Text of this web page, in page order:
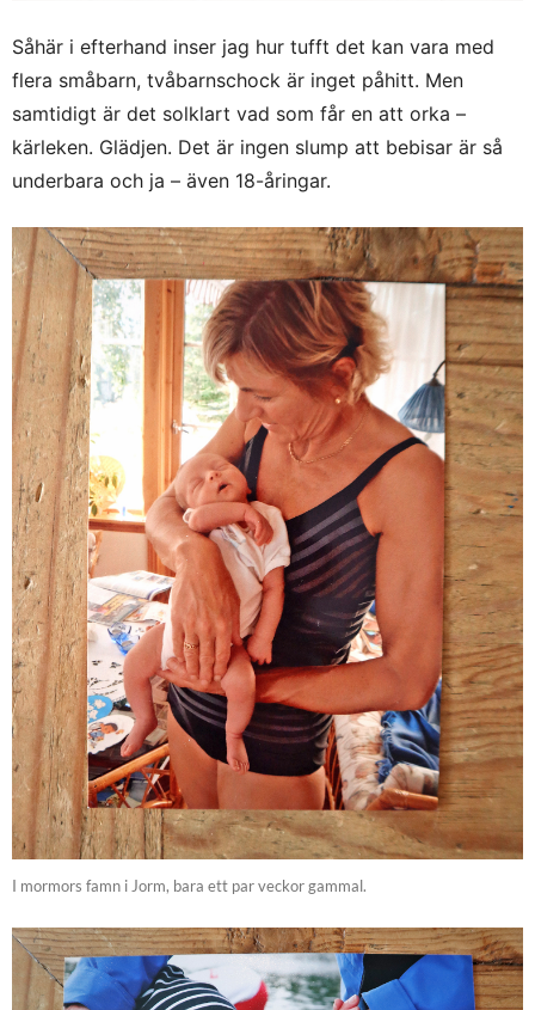
Såhär i efterhand inser jag hur tufft det kan vara med
flera småbarn, tvåbarnschock är inget påhitt. Men
samtidigt är det solklart vad som får en att orka –
kärleken. Glädjen. Det är ingen slump att bebisar är så
underbara och ja – även 18-åringar.
I mormors famn i Jorm, bara ett par veckor gammal.